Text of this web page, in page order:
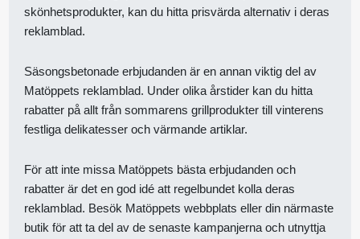
skönhetsprodukter, kan du hitta prisvärda alternativ i deras
reklamblad.
Säsongsbetonade erbjudanden är en annan viktig del av
Matöppets reklamblad. Under olika årstider kan du hitta
rabatter på allt från sommarens grillprodukter till vinterens
festliga delikatesser och värmande artiklar.
För att inte missa Matöppets bästa erbjudanden och
rabatter är det en god idé att regelbundet kolla deras
reklamblad. Besök Matöppets webbplats eller din närmaste
butik för att ta del av de senaste kampanjerna och utnyttja